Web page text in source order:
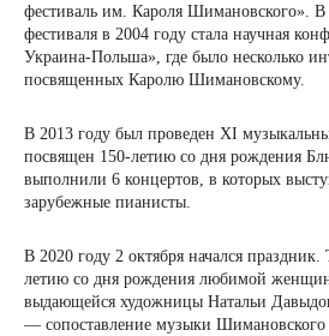
фестиваль им. Кароля Шимановского».
фестиваля в 2004 году стала научная
Украина-Польша», где было несколько
посвященных Каролю Шимановскому.
В 2013 году был проведен XI
посвящен 150-летию со дня рождения
выполнили 6 концертов, в которых
зарубежные пианисты.
В 2020 году 2 октября начался праздник.
летию со дня рождения любимой
выдающейся художницы Натальи
— сопоставление музыки Шимановского